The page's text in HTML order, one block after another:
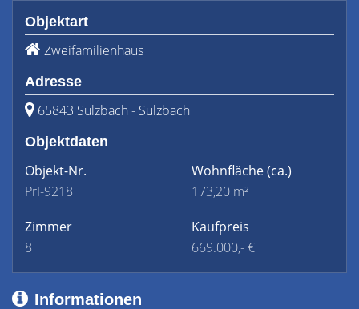
Objektart
Zweifamilienhaus
Adresse
65843 Sulzbach - Sulzbach
Objektdaten
Objekt-Nr.
PrI-9218
Wohnfläche(ca.)
173,20 m²
Zimmer
8
Kaufpreis
669.000,- €
Informationen